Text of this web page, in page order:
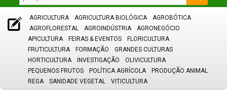
AGRICULTURA AGRICULTURA BIOLÓGICA
AGROBÓTICA
AGROFLORESTAL
AGROINDÚSTRIA
AGRONEGÓCIO
APICULTURA
FEIRAS & EVENTOS
FLORICULTURA
FRUTICULTURA
FORMAÇÃO
GRANDES CULTURAS
HORTICULTURA
INVESTIGAÇÃO
OLIVICULTURA
PEQUENOS FRUTOS
POLÍTICA AGRÍCOLA
PRODUÇÃO ANIMAL
REGA
SANIDADE VEGETAL VITICULTURA